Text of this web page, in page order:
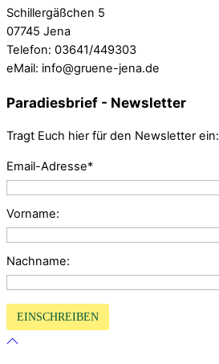
Schillergäßchen 5
07745 Jena
Telefon: 03641/449303
eMail: info@gruene-jena.de
Paradiesbrief - Newsletter
Tragt Euch hier für den Newsletter ein:
Email-Adresse*
Vorname:
Nachname: